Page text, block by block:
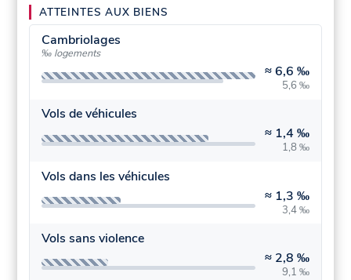
ATTEINTES AUX BIENS
Cambriolages
‰ logements
≈6,6 ‰
5,6 ‰
Vols de véhicules
≈ 1,4 ‰
1,8 ‰
Vols dans les véhicules
≈ 1,3 ‰
3,4 ‰
Vols sans violence
≈ 2,8 ‰
9,1 ‰